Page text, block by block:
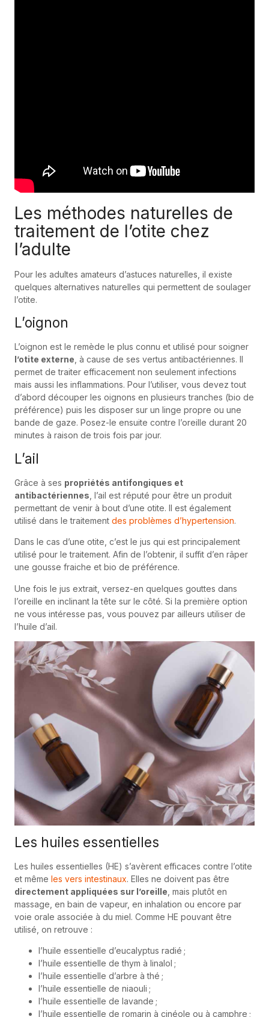
Les méthodes naturelles de
traitement de l’otite chez
l’adulte
Pour les adultes amateurs d’astuces naturelles, il existe
quelques alternatives naturelles qui permettent de soulager
l’otite.
L’oignon
L’oignon est le remède le plus connu et utilisé pour soigner
l’otite externe , à cause de ses vertus antibactériennes. Il
permet de traiter efficacement non seulement infections
mais aussi les inflammations. Pour l’utiliser, vous devez tout
d’abord découper les oignons en plusieurs tranches (bio de
préférence) puis les disposer sur un linge propre ou une
bande de gaze. Posez-le ensuite contre l’oreille durant 20
minutes à raison de trois fois par jour.
L’ail
Grâce à ses propriétés antifongiques et
antibactériennes , l’ail est réputé pour être un produit
permettant de venir à bout d’une otite. Il est également
utilisé dans le traitement des problèmes d’hypertension.
Dans le cas d’une otite, c’est le jus qui est principalement
utilisé pour le traitement. Afin de l’obtenir, il suffit d’en râper
une gousse fraiche et bio de préférence.
Une fois le jus extrait, versez-en quelques gouttes dans
l’oreille en inclinant la tête sur le côté. Si la première option
ne vous intéresse pas, vous pouvez par ailleurs utiliser de
l’huile d’ail.
Les huiles essentielles
Les huiles essentielles (HE) s’avèrent efficaces contre l’otite
et même les vers intestinaux. Elles ne doivent pas être
directement appliquées sur l’oreille , mais plutôt en
massage, en bain de vapeur, en inhalation ou encore par
voie orale associée à du miel. Comme HE pouvant être
utilisé, on retrouve :
l’huile essentielle d’eucalyptus radié ;
l’huile essentielle de thym à linalol ;
l’huile essentielle d’arbre à thé ;
l’huile essentielle de niaouli ;
l’huile essentielle de lavande ;
l’huile essentielle de romarin à cinéole ou à camphre ;